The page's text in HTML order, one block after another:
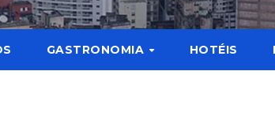
GASTRONOMIA HOTÉIS